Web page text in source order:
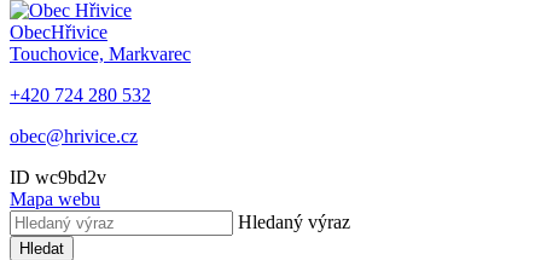
ObecHřivice
Touchovice, Markvarec
+420 724 280 532
obec@hrivice.cz
ID wc9bd2v
Mapa webu
Hledaný výraz
Hledat